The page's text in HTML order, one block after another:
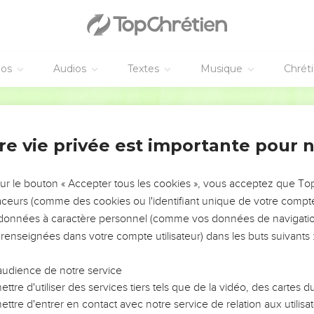
Audios Textes Musique
murailles de Jéricho tombèrent, après qu'on en eut fait le tour
Car le temps me manquerait pour parler de Gédéon, de Barak,
du feu, échappèrent au tranchant de l'épée, guérirent de
en fuite des armées étrangères.
leurs morts par la résurrection ; d'autres furent livrés aux
afin d'obtenir une meilleure résurrection ;
et le fouet, les chaînes et la prison ;
torturés, ils moururent tués par l'épée, ils allèrent çà et là
de tout, persécutés, maltraités,
pas digne, errants dans les déserts et les montagnes, dans
vie privée est importante pour
le bouton « Accepter tous les cookies », vous acceptez que
(comme des cookies ou l'identifiant unique de votre
à caractère personnel (comme vos données de
dans votre compte utilisateur) dans les buts suivants :
de notre service
d'utiliser des services tiers tels que de la vidéo, des cartes
d'entrer en contact avec notre service de relation aux